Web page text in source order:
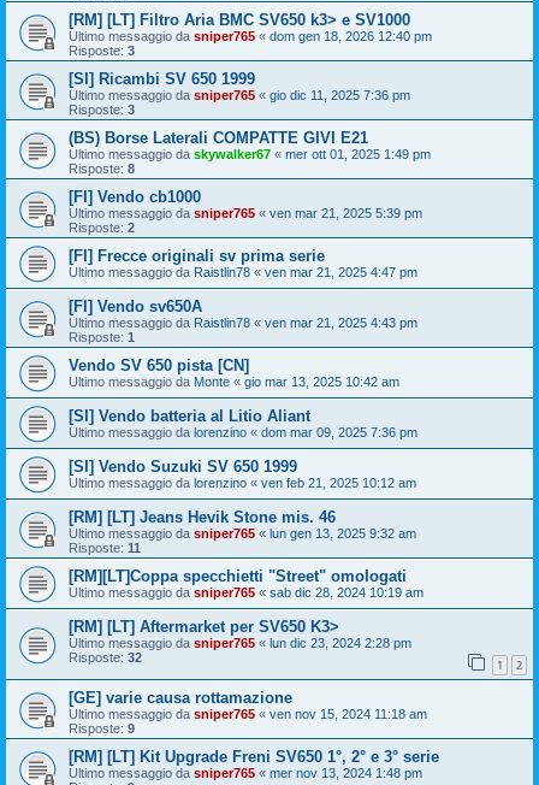
[RM] [LT] Filtro Aria BMC SV650 k3> e SV1000
Ultimo messaggio da sniper765 « dom gen 18, 2026 12:40 pm
Risposte: 3
[SI] Ricambi SV 650 1999
Ultimo messaggio da sniper765 « gio dic 11, 2025 7:36 pm
Risposte: 3
(BS) Borse Laterali COMPATTE GIVI E21
Ultimo messaggio da skywalker67 « mer ott 01, 2025 1:49 pm
Risposte: 8
[FI] Vendo cb1000
Ultimo messaggio da sniper765 « ven mar 21, 2025 5:39 pm
Risposte: 2
[FI] Frecce originali sv prima serie
Ultimo messaggio da Raistlin78 « ven mar 21, 2025 4:47 pm
[FI] Vendo sv650A
Ultimo messaggio da Raistlin78 « ven mar 21, 2025 4:43 pm
Risposte: 1
Vendo SV 650 pista [CN]
Ultimo messaggio da Monte « gio mar 13, 2025 10:42 am
[SI] Vendo batteria al Litio Aliant
Ultimo messaggio da lorenzino « dom mar 09, 2025 7:36 pm
[SI] Vendo Suzuki SV 650 1999
Ultimo messaggio da lorenzino « ven feb 21, 2025 10:12 am
[RM] [LT] Jeans Hevik Stone mis. 46
Ultimo messaggio da sniper765 « lun gen 13, 2025 9:32 am
Risposte: 11
[RM][LT]Coppa specchietti "Street" omologati
Ultimo messaggio da sniper765 « sab dic 28, 2024 10:19 am
[RM] [LT] Aftermarket per SV650 K3>
Ultimo messaggio da sniper765 « lun dic 23, 2024 2:28 pm
Risposte: 32 1 2
[GE] varie causa rottamazione
Ultimo messaggio da sniper765 « ven nov 15, 2024 11:18 am
Risposte: 9
[RM] [LT] Kit Upgrade Freni SV650 1°, 2° e 3° serie
Ultimo messaggio da sniper765 « mer nov 13, 2024 1:48 pm